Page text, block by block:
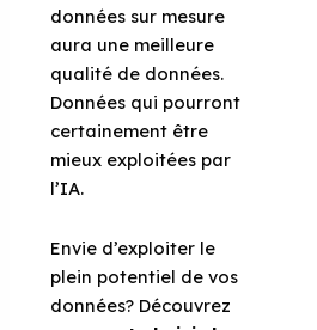
données sur mesure
aura une meilleure
qualité de données.
Données qui pourront
certainement être
mieux exploitées par
l’IA.
Envie d’exploiter le
plein potentiel de vos
données? Découvrez